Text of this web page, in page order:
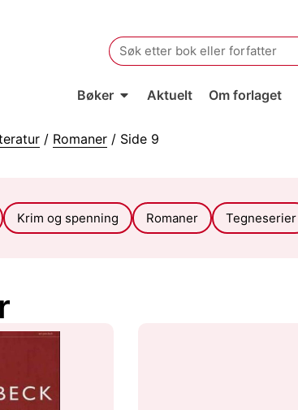
Search
for:
Bøker Aktuelt Om forlaget
/ Romaner / Side 9
Krim og spenning Romaner Tegneserier